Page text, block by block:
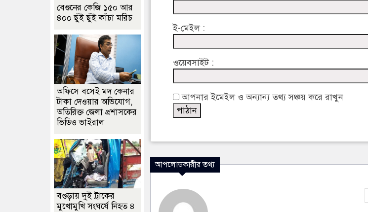
ই-মেইল :
ওয়েবসাইট :
আপনার ইমেইল ও অন্যান্য তথ্য সঞ্চয় করে রাখুন
আপলোডকারীর তথ্য
বেগুনের কেজি ১৫০ আর
৪০০ ছুঁই ছুঁই কাঁচা মরিচ
অফিসে বসেই মদ কেনার
টাকা দেওয়ার অভিযোগ,
অতিরিক্ত জেলা প্রশাসকের
ভিডিও ভাইরাল
বগুড়ায় দুই ট্রাকের
মুখোমুখি সংঘর্ষে নিহত ৪